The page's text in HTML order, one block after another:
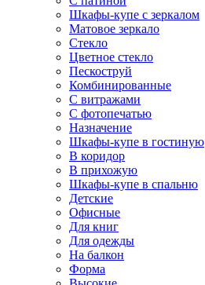
Шкафы-купе с зеркалом
Матовое зеркало
Стекло
Цветное стекло
Пескоструй
Комбинированные
С витражами
С фотопечатью
Назначение
Шкафы-купе в гостиную
В коридор
В прихожую
Шкафы-купе в спальню
Детские
Офисные
Для книг
Для одежды
На балкон
Форма